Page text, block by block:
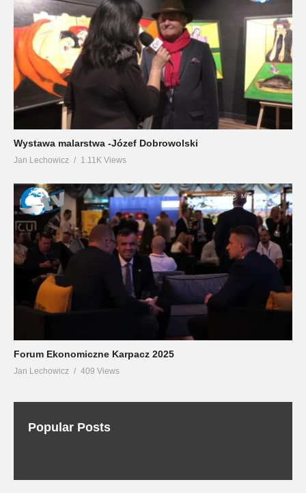
Wystawa malarstwa -Józef Dobrowolski
Jan Lechowicz 1.11K Views
Forum Ekonomiczne Karpacz 2025
Jan Lechowicz 409 Views
Popular Posts